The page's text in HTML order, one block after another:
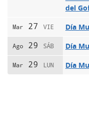
del
Mar 27 VIE Día
Ago 29 SÁB Día
Mar 29 LUN Día